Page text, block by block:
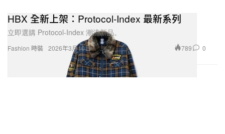
Fashion 時裝
HBX 全新上架：Protocol-Index 最新系列
立即選購 Protocol-Index 潮流新品。
2026年3月10日 789 0